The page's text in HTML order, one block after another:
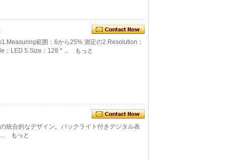
範囲：6から25% 測定の2.Resolution：
：LED 5.Size：128 * ...
もっと
統合的なデザイン。バックライト付きデジタル表
もっと